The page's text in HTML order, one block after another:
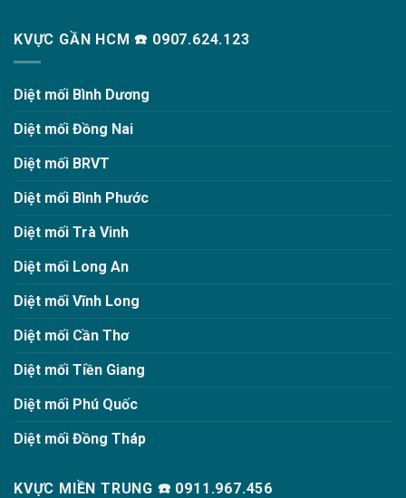
KVỰC GẦN HCM ☎️ 0907.624.123
Diệt mối Bình Dương
Diệt mối Đồng Nai
Diệt mối BRVT
Diệt mối Bình Phước
Diệt mối Trà Vinh
Diệt mối Long An
Diệt mối Vĩnh Long
Diệt mối Cần Thơ
Diệt mối Tiền Giang
Diệt mối Phú Quốc
Diệt mối Đồng Tháp
KVỰC MIỀN TRUNG ☎️ 0911.967.456